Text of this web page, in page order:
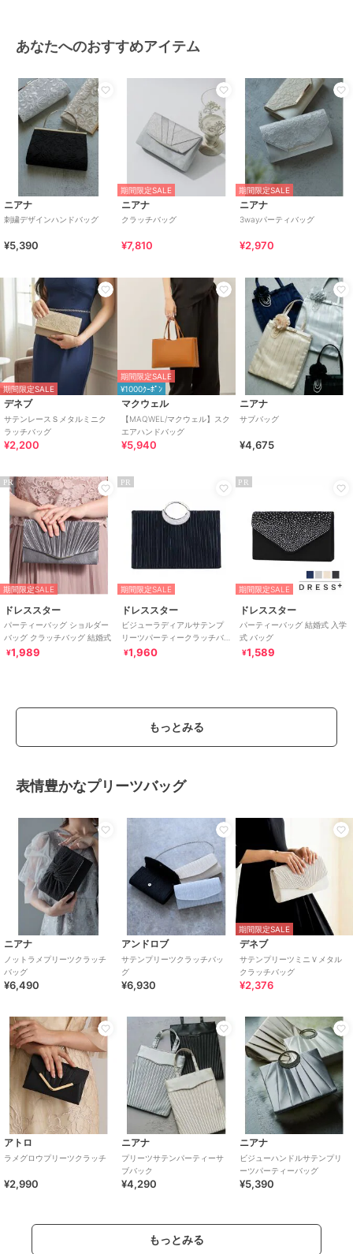
あなたへのおすすめアイテム
ニアナ
刺繍デザインハンドバッグ
¥5,390
期間限定SALE
ニアナ
クラッチバッグ
¥7,810
期間限定SALE
ニアナ
3wayパーティバッグ
¥2,970
期間限定SALE
デネブ
サテンレースＳメタルミニク
ラッチバッグ
¥2,200
期間限定SALE
¥1000ｸｰﾎﾟﾝ
マクウェル
【MAQWEL/マクウェル】スク
エアハンドバッグ
¥5,940
ニアナ
サブバッグ
¥4,675
PR
期間限定SALE
ドレススター
パーティーバッグ ショルダー
バッグ クラッチバッグ 結婚式
¥1,989
PR
期間限定SALE
ドレススター
ビジューラディアルサテンプ
リーツパーティークラッチバ
ッグ
¥1,960
PR
期間限定SALE
ドレススター
パーティーバッグ 結婚式 入学
式 バッグ
¥1,589
もっとみる
表情豊かなプリーツバッグ
ニアナ
ノットラメプリーツクラッチ
バッグ
¥6,490
アンドロブ
サテンプリーツクラッチバッ
グ
¥6,930
期間限定SALE
デネブ
サテンプリーツミニＶメタル
クラッチバッグ
¥2,376
アトロ
ラメグロウプリーツクラッチ
¥2,990
ニアナ
プリーツサテンパーティーサ
ブバック
¥4,290
ニアナ
ビジューハンドルサテンプリ
ーツパーティーバッグ
¥5,390
もっとみる